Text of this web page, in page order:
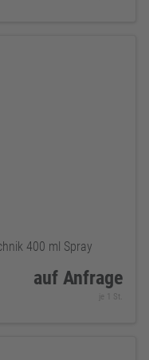
400 ml Spray
auf Anfrage
je 1 St.